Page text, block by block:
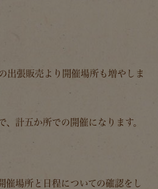
出張販売より開催場所も増やしま
計五か所での開催になります。
催場所と日程についての確認をし